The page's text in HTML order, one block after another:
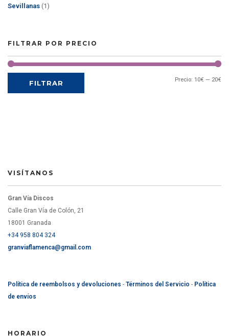
Sevillanas (1)
FILTRAR POR PRECIO
FILTRAR Precio: 10€ — 20€
VISÍTANOS
Gran Vía Discos
Calle Gran Vía de Colón, 21
18001 Granada
+34 958 804 324
granviaflamenca@gmail.com
Política de reembolsos y devoluciones - Términos del Servicio - Política
de envíos
HORARIO